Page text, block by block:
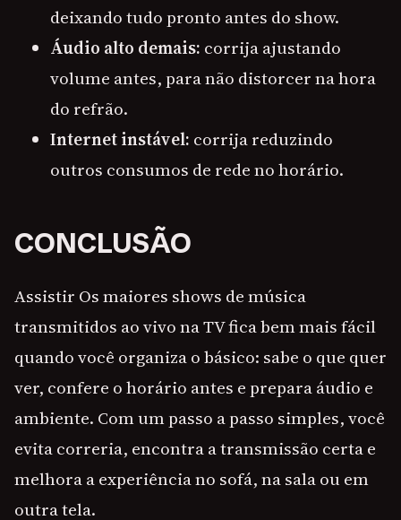
deixando tudo pronto antes do show.
Áudio alto demais: corrija ajustando
volume antes, para não distorcer na hora
do refrão.
Internet instável: corrija reduzindo
outros consumos de rede no horário.
CONCLUSÃO
Assistir Os maiores shows de música
transmitidos ao vivo na TV fica bem mais fácil
quando você organiza o básico: sabe o que quer
ver, confere o horário antes e prepara áudio e
ambiente. Com um passo a passo simples, você
evita correria, encontra a transmissão certa e
melhora a experiência no sofá, na sala ou em
outra tela.